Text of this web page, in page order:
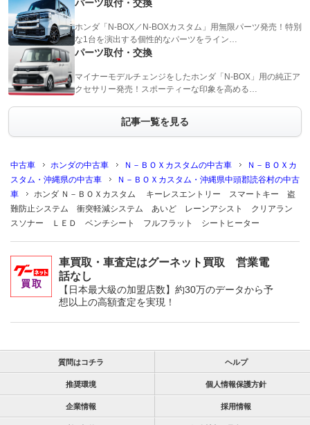
パーツ取付・交換
ホンダ「N-BOX／N-BOXカスタム」用無限パーツ発売！特別
な1台を演出する個性的なパーツをライン…
パーツ取付・交換
マイナーモデルチェンジをしたホンダ「N-BOX」用の純正ア
クセサリー発売！スポーティーな印象を高める…
記事一覧を見る
中古車 ホンダの中古車 Ｎ－ＢＯＸカスタムの中古車
Ｎ－ＢＯＸカ
スタム・沖縄県の中古車
Ｎ－ＢＯＸカスタム・沖縄県中頭郡読谷村の中古
車
ホンダ Ｎ－ＢＯＸカスタム キーレスエントリー スマートキー 盗
難防止システム 衝突軽減システム あいど レーンアシスト クリアラン
スソナー ＬＥＤ ベンチシート フルフラット シートヒーター
車買取・車査定はグーネット買取 営業電
話なし
【日本最大級の加盟店数】約30万のデータから予
想以上の高額査定を実現！
質問はコチラ ヘルプ
推奨環境 個人情報保護方針
企業情報 採用情報